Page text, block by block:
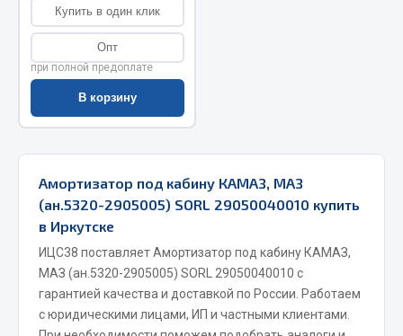
Коробка передач ZF
Весь раздел
Система питания
Подвеска
Тормозная система
Двери
Окно ветровое
Двигатель
Купить в один клик
Опт
при полной предоплате
В корзину
Амортизатор под кабину КАМАЗ, МАЗ
(ан.5320-2905005) SORL 29050040010 купить
в Иркутске
ИЦС38 поставляет Амортизатор под кабину КАМАЗ,
МАЗ (ан.5320-2905005) SORL 29050040010 с
гарантией качества и доставкой по России. Работаем
с юридическими лицами, ИП и частными клиентами.